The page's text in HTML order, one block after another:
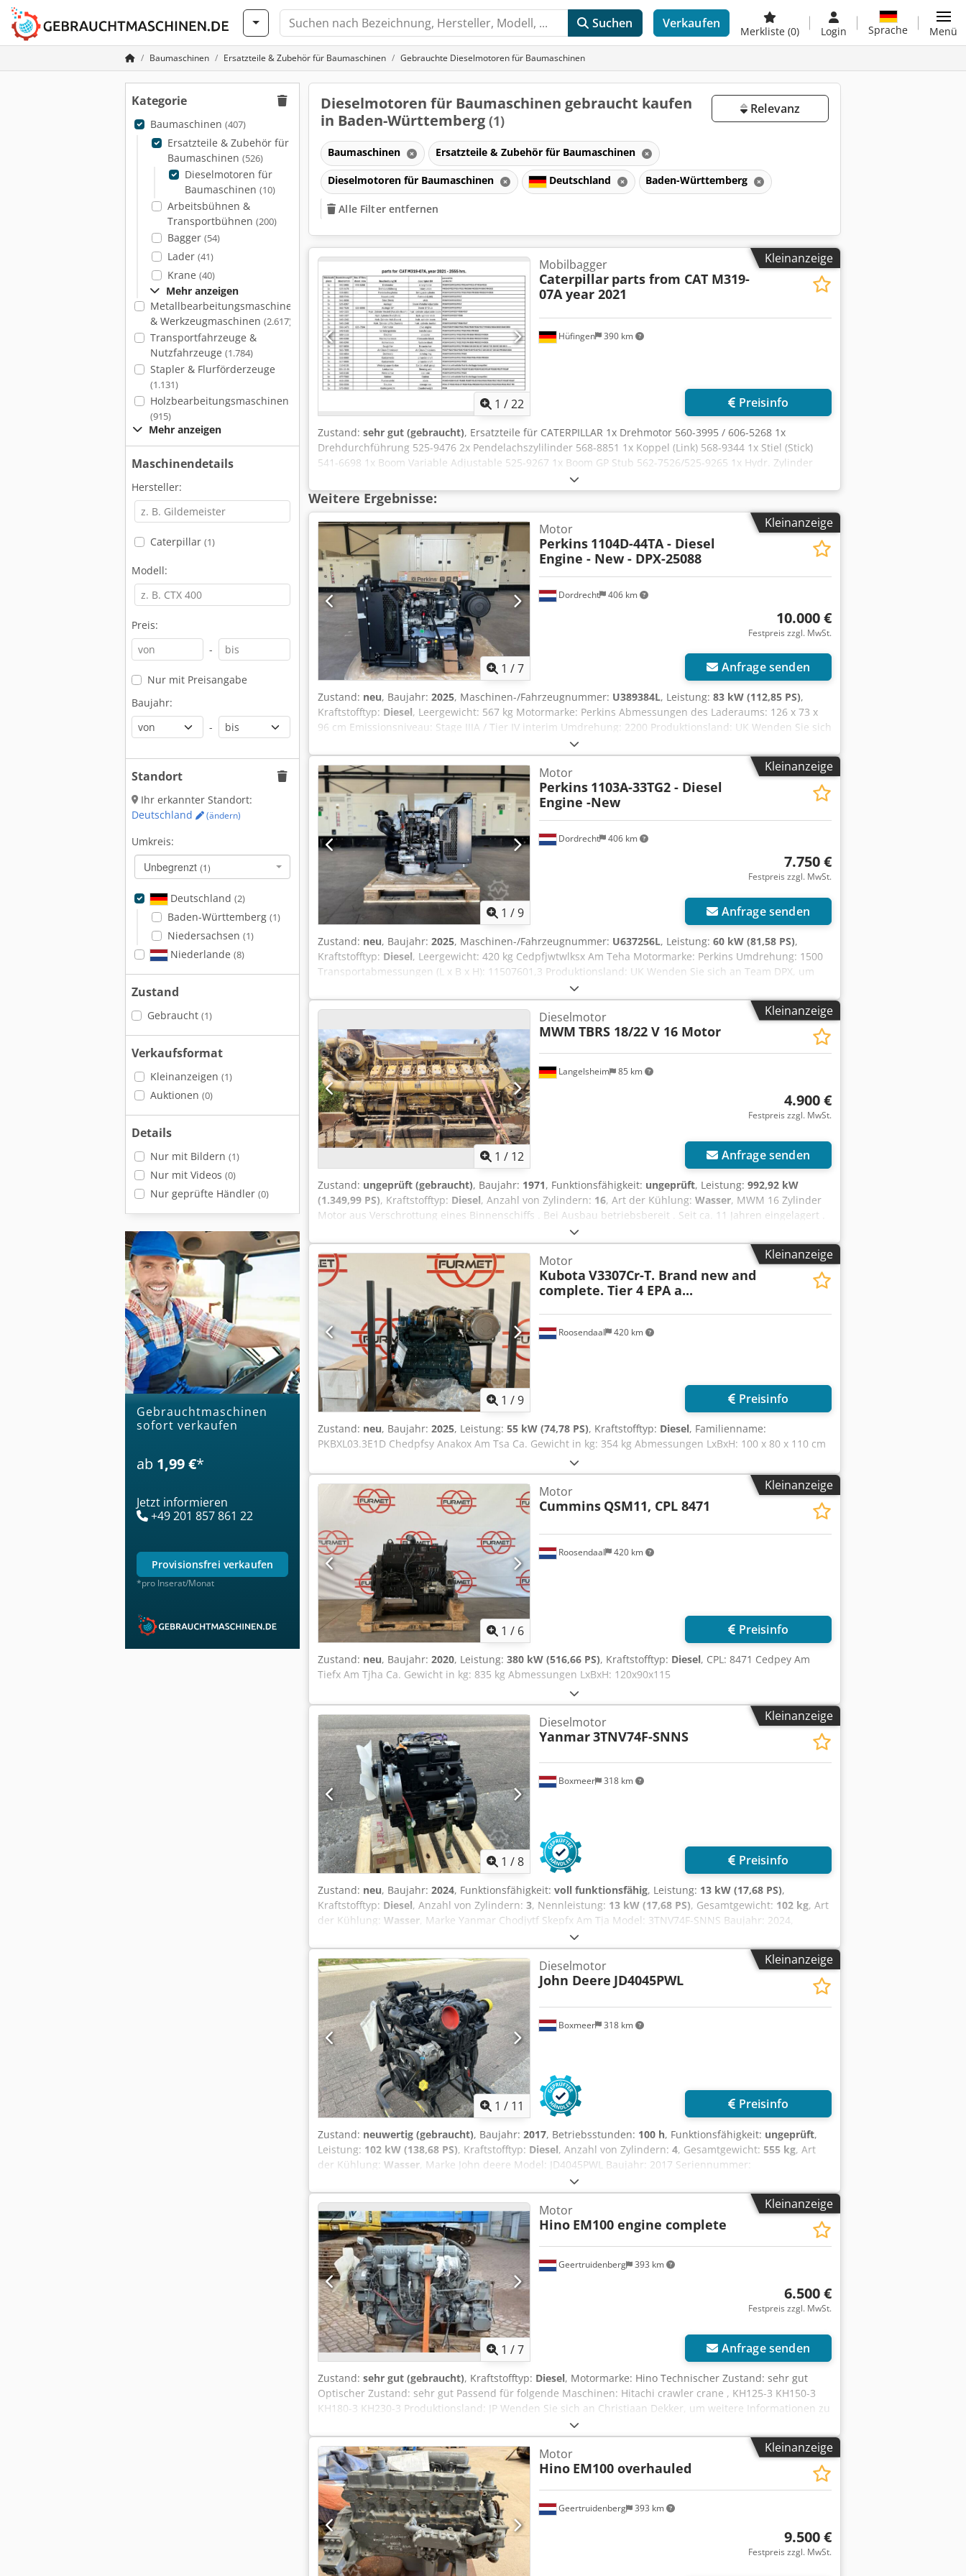
Suchen Verkaufen
Merkliste (0) Login Sprache Menü
Baumaschinen Ersatzteile & Zubehör für Baumaschinen Gebrauchte Dieselmotoren für Baumaschinen
Kategorie
Baumaschinen (407)
Ersatzteile & Zubehör für
Baumaschinen (526)
Dieselmotoren für
Baumaschinen (10)
Arbeitsbühnen &
Transportbühnen (200)
Bagger (54)
Lader (41)
Krane (40)
Mehr anzeigen
Metallbearbeitungsmaschinen
& Werkzeugmaschinen (2.617)
Transportfahrzeuge &
Nutzfahrzeuge (1.784)
Stapler & Flurförderzeuge
(1.131)
Holzbearbeitungsmaschinen
(915)
Mehr anzeigen
Maschinendetails
Hersteller:
Caterpillar (1)
Modell:
Preis:
-
Nur mit Preisangabe
Baujahr:
-
Standort
Ihr erkannter Standort:
Deutschland
(ändern)
Umkreis:
Unbegrenzt (1)
Deutschland (2)
Baden-Württemberg (1)
Niedersachsen (1)
Niederlande (8)
Zustand
Gebraucht (1)
Verkaufsformat
Kleinanzeigen (1)
Auktionen (0)
Details
Nur mit Bildern (1)
Nur mit Videos (0)
Nur geprüfte Händler (0)
Gebrauchtmaschinen
sofort verkaufen
ab 1,99 €*
Jetzt informieren
+49 201 857 861 22
provisionsfrei verkaufen
*pro Inserat/Monat
Dieselmotoren für Baumaschinen gebraucht kaufen
in Baden-Württemberg (1)
Relevanz
Baumaschinen Ersatzteile & Zubehör für Baumaschinen
Dieselmotoren für Baumaschinen Deutschland Baden-Württemberg
Alle Filter entfernen
Kleinanzeige
1 /22
Hüfingen 390 km
Mobilbagger
Caterpillar parts from CAT M319-
07A year 2021
Preisinfo
Zustand: sehr gut (gebraucht), Ersatzteile für CATERPILLAR 1x Drehmotor 560-3995 / 606-5268 1x
Drehdurchführung 525-9476 2x Pendelachszylilinder 568-8851 1x Koppel (Link) 568-9344 1x Stiel (Stick)
541-6698 1x Boom Variable Adjustable 525-9267 1x Boom GP Stub 562-7526/525-9265 1x Hydr. Zylinder
Verstell (Variable Boom) 540-1323 Cjdev E Dwxepfx Am Tsha 1x Hydr. Zylinder Stiel (Stick) 540-1327 2x
Hydr. Zylinder Hub (Boom) 540-1342 1x Hydr. Zylinder Löffel (Bucket) 540-1348 1x Fahrmotor 550-1473/625-
7594 1x Verteilergetriebe 549-0183 1x Ölkühler 589-1115 1x Nachkühlerblock 590-0288 1x Kühlerblock
590-0290 2x Sauglüfter 637-6650 1x Air Clean Emmission 563-7899 1x Drehkranz 550-4954 1x Kardanwelle
516-9980 1x Kardanwelle 517-0000 1x Wellengruppe Kardan 110-6135 1x Lenkachse 331-13-95 1x
Hinterachse 549-0180 1x Planierschild 419-1550 2x Staubox 556-5556 1x Kontergewicht 573-3553
Weitere Ergebnisse:
Kleinanzeige
1 /7
Dordrecht 406 km
Motor
Perkins 1104D-44TA - Diesel
Engine - New - DPX-25088
10.000 €
Festpreis zzgl. MwSt.
Anfrage senden
Zustand: neu, Baujahr: 2025, Maschinen-/Fahrzeugnummer: U389384L, Leistung: 83 kW (112,85 PS),
Kraftstofftyp: Diesel, Leergewicht: 567 kg Motormarke: Perkins Abmessungen des Laderaums: 126 x 73 x
96 cm Emissionsniveau: Stage IIIA / Tier IV interim Umdrehung: 2200 Produktionsland: UK Wenden Sie sich
an Team DPX, um weitere Informationen zu erhalten. Cedpfsv Tudrsx Am Teha
Kleinanzeige
1 /9
Dordrecht 406 km
Motor
Perkins 1103A-33TG2 - Diesel
Engine -New
7.750 €
Festpreis zzgl. MwSt.
Anfrage senden
Zustand: neu, Baujahr: 2025, Maschinen-/Fahrzeugnummer: U637256L, Leistung: 60 kW (81,58 PS),
Kraftstofftyp: Diesel, Leergewicht: 420 kg Cedpfjwtwlksx Am Teha Motormarke: Perkins Umdrehung: 1500
Transportabmessungen (L x B x H): 11507601,3 Produktionsland: UK Wenden Sie sich an Team DPX, um
Kleinanzeige
1 / 12
Langelsheim 85 km
Dieselmotor
MWM TBRS 18/22 V 16 Motor
4.900 €
Festpreis zzgl. MwSt.
Anfrage senden
Zustand: ungeprüft (gebraucht), Baujahr: 1971, Funktionsfähigkeit: ungeprüft, Leistung: 992,92 kW
(1.349,99 PS), Kraftstofftyp: Diesel, Anzahl von Zylindern: 16, Art der Kühlung: Wasser, MWM 16 Zylinder
Motor aus Verschrottung eines Binnenschiffs . Bei Ausbau betriebsbereit . Seit ca. 11 Jahren eingelagert .
Funktion nicht geprüft . Verladung möglich . Cedsw Aphcepfx Am Tjha Verkauf nur an Gewerbetreibende
und unter Ausschluß jeglicher Gewährleistung .
Kleinanzeige
1 /9
Roosendaal 420 km
Motor
Kubota V3307Cr-T. Brand new and
complete. Tier 4 EPA a...
Preisinfo
Zustand: neu, Baujahr: 2025, Leistung: 55 kW (74,78 PS), Kraftstofftyp: Diesel, Familienname:
PKBXL03.3E1D Chedpfsy Anakox Am Tsa Ca. Gewicht in kg: 354 kg Abmessungen LxBxH: 100 x 80 x 110 cm
Kleinanzeige
1 / 6
Roosendaal 420 km
Motor
Cummins QSM11, CPL 8471
Preisinfo
Zustand: neu, Baujahr: 2020, Leistung: 380 kW (516,66 PS), Kraftstofftyp: Diesel, CPL: 8471 Cedpey Am
Tiefx Am Tjha Ca. Gewicht in kg: 835 kg Abmessungen LxBxH: 120x90x115
Kleinanzeige
1 /8
Boxmeer 318 km
Dieselmotor
Yanmar3TNV74F-SNNS
Preisinfo
Zustand: neu, Baujahr: 2024, Funktionsfähigkeit: voll funktionsfähig, Leistung: 13 kW (17,68 PS),
Kraftstofftyp: Diesel, Anzahl von Zylindern: 3, Nennleistung: 13 kW (17,68 PS), Gesamtgewicht: 102 kg, Art
der Kühlung: Wasser , Marke Yanmar Chodjytf Skepfx Am Tja Model: 3TNV74F-SNNS Baujahr: 2024,
Unused Seriennummer: On request Kapazität (Kw) 13,7 max Treibstoff Diesel U/min 3000 Abmessungen
LxBxH (mm) 530 x 460 x 560 Gewicht (Kg) ca 102 Stuckzahl auf Lager 10 Hergestellt in Japan Kommentare
Machinery type industrial engine, New, multiple in stock
Kleinanzeige
1 / 11
Boxmeer 318 km
Dieselmotor
John Deere JD4045PWL
Preisinfo
Zustand: neuwertig (gebraucht), Baujahr: 2017, Betriebsstunden: 100 h, Funktionsfähigkeit: ungeprüft,
Leistung: 102 kW (138,68 PS), Kraftstofftyp: Diesel, Anzahl von Zylindern: 4, Gesamtgewicht: 555 kg, Art
der Kühlung: Wasser , Marke John deere Model: JD4045PWL Baujahr: 2017 Seriennummer:
CD4045U040324 Kapazität (Kw) 102 Motor modell Turbo Stage III Treibstoff Diesel Abmessungen LxBxH
(mm) 880 x 750 x 1070 Gewicht (Kg) ca 555 Codpfxeytf Rmj Am Tsha Stuckzahl auf Lager 1 Hergestellt in
France Kommentare Engine for construction machinery, suitable fur telescopiuc forklift Manitou
MLT840/1040
Kleinanzeige
1 /7
Geertruidenberg 393 km
Motor
Hino EM100 engine complete
6.500 €
Festpreis zzgl. MwSt.
Anfrage senden
Zustand: sehr gut (gebraucht), Kraftstofftyp: Diesel, Motormarke: Hino Technischer Zustand: sehr gut
Optischer Zustand: sehr gut Passend für folgende Maschinen: Hitachi crawler crane , KH125-3 KH150-3
KH180-3 KH230-3 Produktionsland: JP Wenden Sie sich an Christiaan Dekker, um weitere Informationen zu
Kleinanzeige
Geertruidenberg 393 km
Motor
Hino EM100 overhauled
9.500 €
Festpreis zzgl. MwSt.